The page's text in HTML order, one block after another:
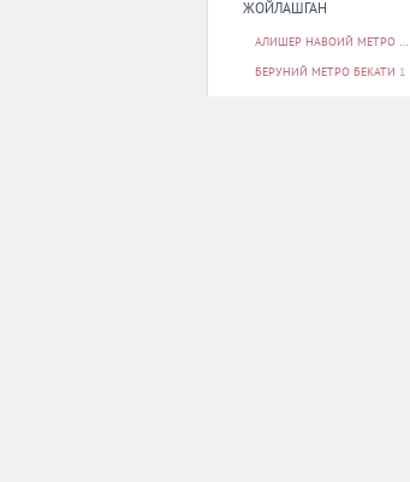
ЖОЙЛАШГАН
АЛИШЕР НАВОИЙ МЕТРО БЕКАТИ
БЕРУНИЙ МЕТРО БЕКАТИ 1